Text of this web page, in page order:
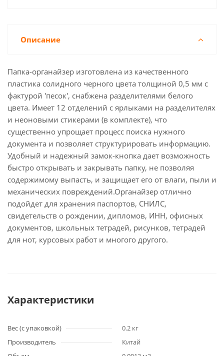
Описание
Папка-органайзер изготовлена из качественного
пластика солидного черного цвета толщиной 0,5 мм с
фактурой 'песок', снабжена разделителями белого
цвета. Имеет 12 отделений с ярлыками на разделителях
и неоновыми стикерами (в комплекте), что
существенно упрощает процесс поиска нужного
документа и позволяет структурировать информацию.
Удобный и надежный замок-кнопка дает возможность
быстро открывать и закрывать папку, не позволяя
содержимому выпасть, и защищает его от влаги, пыли и
механических повреждений.Органайзер отлично
подойдет для хранения паспортов, СНИЛС,
свидетельств о рождении, дипломов, ИНН, офисных
документов, школьных тетрадей, рисунков, тетрадей
для нот, курсовых работ и многого другого.
Характеристики
Вес (с упаковкой)
0.2 кг
Производитель
Китай